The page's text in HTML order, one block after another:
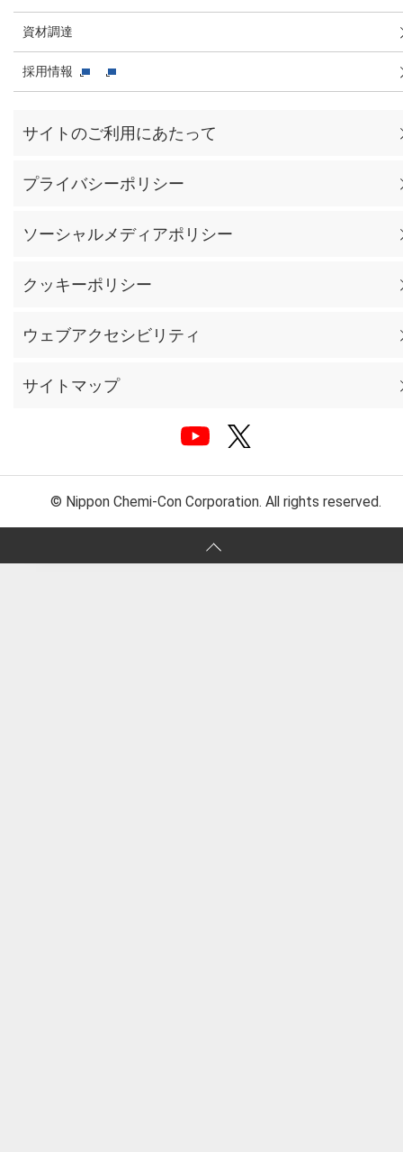
資材調達
採用情報
サイトのご利用にあたって
プライバシーポリシー
ソーシャルメディアポリシー
クッキーポリシー
ウェブアクセシビリティ
サイトマップ
© Nippon Chemi-Con Corporation. All rights reserved.